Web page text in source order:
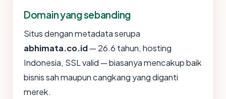
Domain yang sebanding
Situs dengan metadata serupa
abhimata.co.id— 26.6 tahun, hosting
Indonesia, SSL valid — biasanya mencakup baik
bisnis sah maupun cangkang yang diganti
merek.